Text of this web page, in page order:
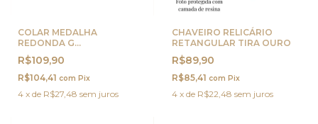
COLAR MEDALHA
REDONDA G
PERSONALIZADA OURO
R$109,90
R$104,41 com Pix
4 x de R$27,48 sem juros
CHAVEIRO RELICÁRIO
RETANGULAR TIRA OURO
R$89,90
R$85,41 com Pix
4 x de R$22,48 sem juros